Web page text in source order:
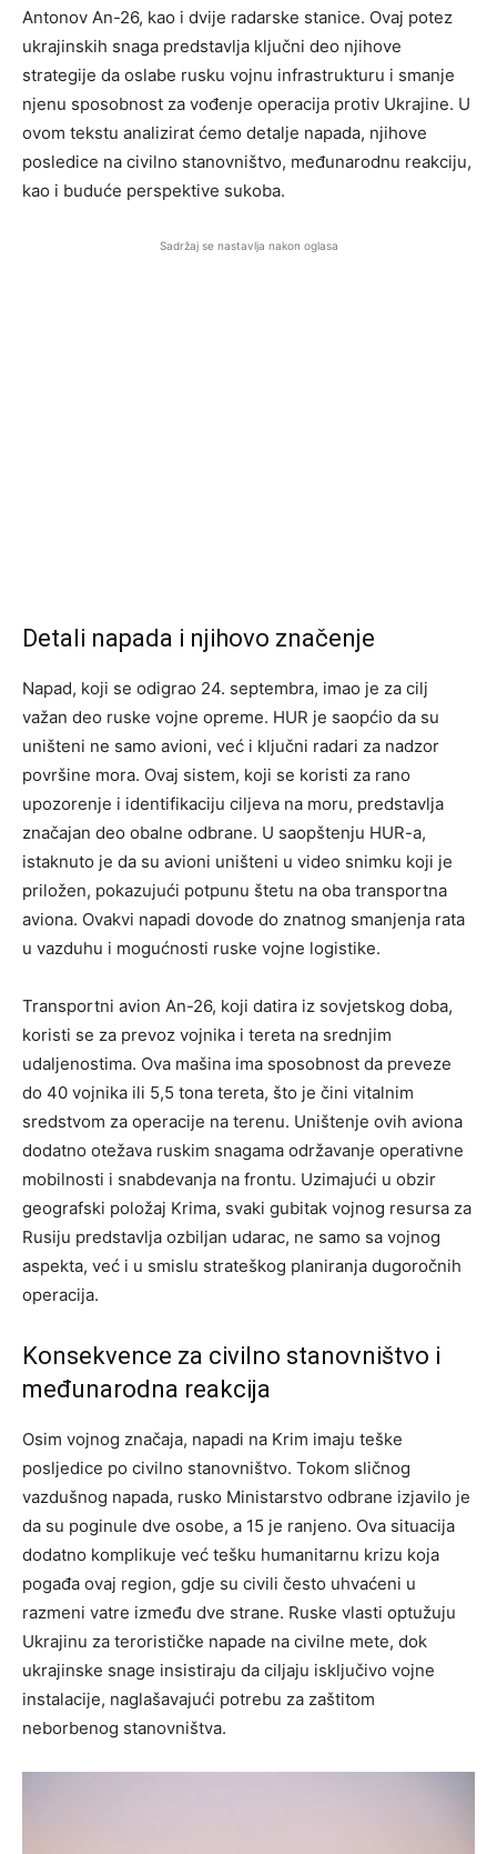
Antonov An-26, kao i dvije radarske stanice. Ovaj potez
ukrajinskih snaga predstavlja ključni deo njihove
strategije da oslabe rusku vojnu infrastrukturu i smanje
njenu sposobnost za vođenje operacija protiv Ukrajine. U
ovom tekstu analizirat ćemo detalje napada, njihove
posledice na civilno stanovništvo, međunarodnu reakciju,
kao i buduće perspektive sukoba.
Sadržaj se nastavlja nakon oglasa
Detali napada i njihovo značenje
Napad, koji se odigrao 24. septembra, imao je za cilj
važan deo ruske vojne opreme. HUR je saopćio da su
uništeni ne samo avioni, već i ključni radari za nadzor
površine mora. Ovaj sistem, koji se koristi za rano
upozorenje i identifikaciju ciljeva na moru, predstavlja
značajan deo obalne odbrane. U saopštenju HUR-a,
istaknuto je da su avioni uništeni u video snimku koji je
priložen, pokazujući potpunu štetu na oba transportna
aviona. Ovakvi napadi dovode do znatnog smanjenja rata
u vazduhu i mogućnosti ruske vojne logistike.
Transportni avion An-26, koji datira iz sovjetskog doba,
koristi se za prevoz vojnika i tereta na srednjim
udaljenostima. Ova mašina ima sposobnost da preveze
do 40 vojnika ili 5,5 tona tereta, što je čini vitalnim
sredstvom za operacije na terenu. Uništenje ovih aviona
dodatno otežava ruskim snagama održavanje operativne
mobilnosti i snabdevanja na frontu. Uzimajući u obzir
geografski položaj Krima, svaki gubitak vojnog resursa za
Rusiju predstavlja ozbiljan udarac, ne samo sa vojnog
aspekta, već i u smislu strateškog planiranja dugoročnih
operacija.
Konsekvence za civilno stanovništvo i
međunarodna reakcija
Osim vojnog značaja, napadi na Krim imaju teške
posljedice po civilno stanovništvo. Tokom sličnog
vazdušnog napada, rusko Ministarstvo odbrane izjavilo je
da su poginule dve osobe, a 15 je ranjeno. Ova situacija
dodatno komplikuje već tešku humanitarnu krizu koja
pogađa ovaj region, gdje su civili često uhvaćeni u
razmeni vatre između dve strane. Ruske vlasti optužuju
Ukrajinu za terorističke napade na civilne mete, dok
ukrajinske snage insistiraju da ciljaju isključivo vojne
instalacije, naglašavajući potrebu za zaštitom
neborbenog stanovništva.